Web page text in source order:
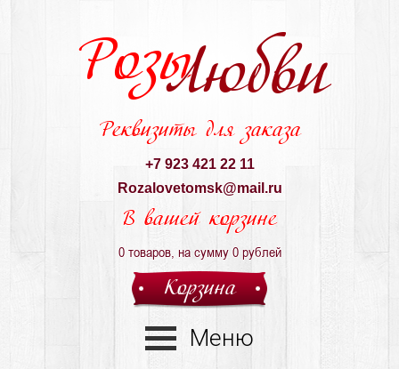
РозыЛюбви
Реквизиты для заказа
+7 923 421 22 11
Rozalovetomsk@mail.ru
В вашей корзине
0товаров, на сумму 0рублей
Корзина
Меню